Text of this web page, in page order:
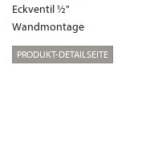
Eckventil ½"
Wandmontage
PRODUKT-DETAILSEITE